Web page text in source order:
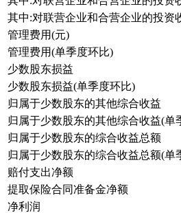
其中:对联营企业和合营企业的投资
管理费用(元)
管理费用(单季度环比)
少数股东损益
少数股东损益(单季度环比)
归属于少数股东的其他综合收益
归属于少数股东的其他综合收益(单
归属于少数股东的综合收益总额
归属于少数股东的综合收益总额(单
赔付支出净额
提取保险合同准备金净额
净利润